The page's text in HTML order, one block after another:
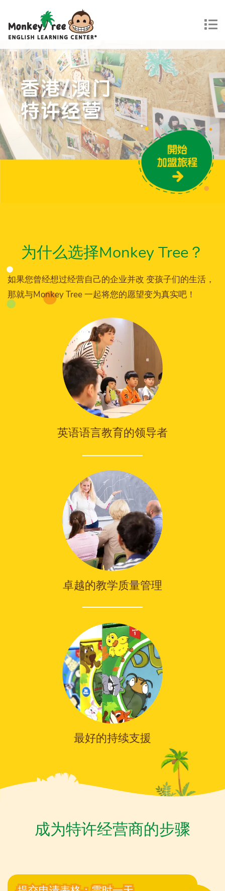
为什么选择Monkey Tree？
如果您曾经想过经营自己的企业并改 变孩子们的生活，
那就与Monkey Tree 一起将您的愿望变为真实吧！
英语语言教育的领导者
卓越的教学质量管理
最好的持续支援
成为特许经营商的步骤